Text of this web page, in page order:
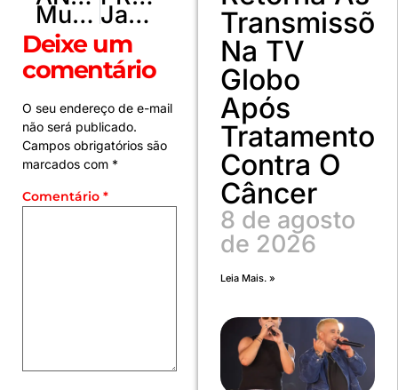
Mulher é condenada por perturbação do sossego após festas barulhentas em Brazlândia
Janones faz acordo com a PGR e vai devolver R$ 131 mil por rachadinhas
Deixe um
comentário
O seu endereço de e-mail
não será publicado.
Campos obrigatórios são
marcados com *
Comentário *
Na TV
Globo
Após
Tratamento
Contra O
Câncer
8 de agosto
de 2026
Leia Mais. »